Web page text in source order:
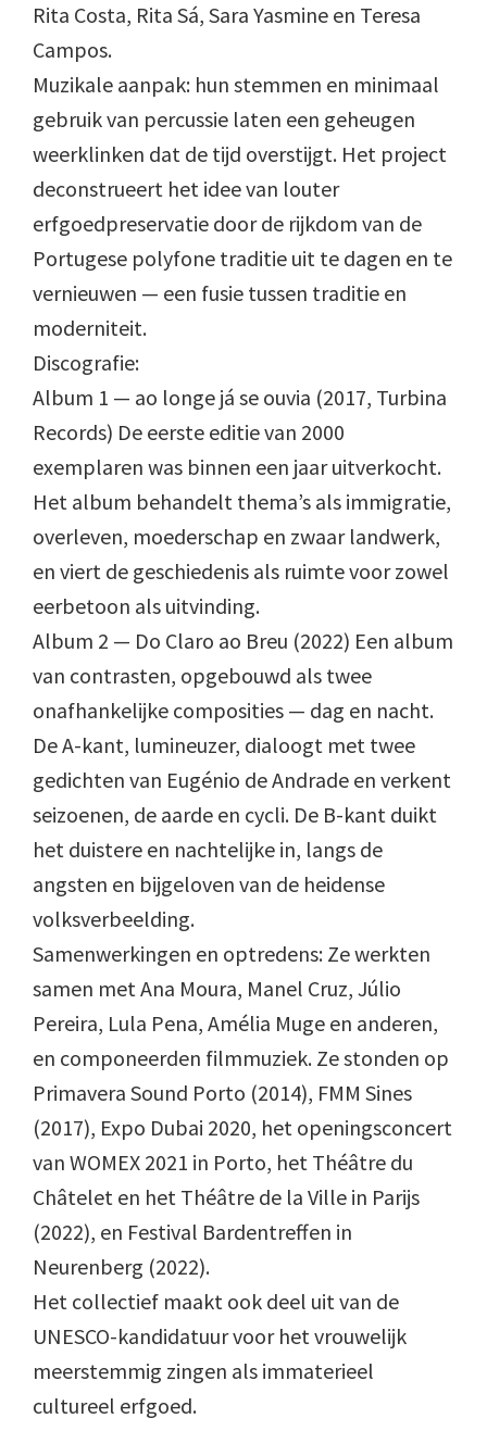
Rita Costa, Rita Sá, Sara Yasmine en Teresa
Campos.
Muzikale aanpak: hun stemmen en minimaal
gebruik van percussie laten een geheugen
weerklinken dat de tijd overstijgt. Het project
deconstrueert het idee van louter
erfgoedpreservatie door de rijkdom van de
Portugese polyfone traditie uit te dagen en te
vernieuwen — een fusie tussen traditie en
moderniteit.
Discografie:
Album 1 — ao longe já se ouvia (2017, Turbina
Records) De eerste editie van 2000
exemplaren was binnen een jaar uitverkocht.
Het album behandelt thema’s als immigratie,
overleven, moederschap en zwaar landwerk,
en viert de geschiedenis als ruimte voor zowel
eerbetoon als uitvinding.
Album 2 — Do Claro ao Breu (2022) Een album
van contrasten, opgebouwd als twee
onafhankelijke composities — dag en nacht.
De A-kant, lumineuzer, dialoogt met twee
gedichten van Eugénio de Andrade en verkent
seizoenen, de aarde en cycli. De B-kant duikt
het duistere en nachtelijke in, langs de
angsten en bijgeloven van de heidense
volksverbeelding.
Samenwerkingen en optredens: Ze werkten
samen met Ana Moura, Manel Cruz, Júlio
Pereira, Lula Pena, Amélia Muge en anderen,
en componeerden filmmuziek. Ze stonden op
Primavera Sound Porto (2014), FMM Sines
(2017), Expo Dubai 2020, het openingsconcert
van WOMEX 2021 in Porto, het Théâtre du
Châtelet en het Théâtre de la Ville in Parijs
(2022), en Festival Bardentreffen in
Neurenberg (2022).
Het collectief maakt ook deel uit van de
UNESCO-kandidatuur voor het vrouwelijk
meerstemmig zingen als immaterieel
cultureel erfgoed.